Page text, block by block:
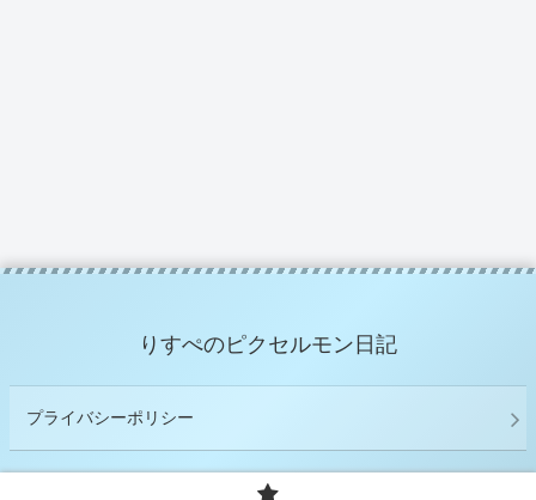
りすぺのピクセルモン日記
プライバシーポリシー